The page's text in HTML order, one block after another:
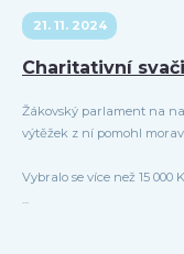
21. 11. 2024
Charitativní
Žákovský parlament na
výtěžek z ní pomohl
Vybralo se více než 15 000